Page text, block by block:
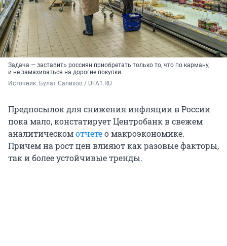
Задача — заставить россиян приобретать только то, что по карману,
и не замахиваться на дорогие покупки
Источник: Булат Салихов / UFA1.RU
Предпосылок для снижения инфляции в России
пока мало, констатирует Центробанк в свежем
аналитическомотчетео макроэкономике.
Причем на рост цен влияют как разовые факторы,
так и более устойчивые тренды.